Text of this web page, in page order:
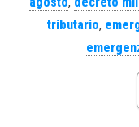
tributario,